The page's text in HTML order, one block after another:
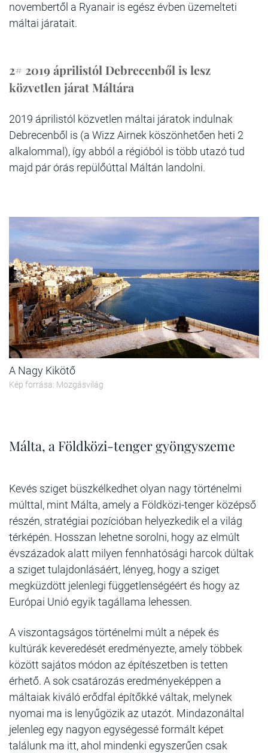
novembertől a Ryanair is egész évben üzemelteti
máltai járatait.
2# 2019 áprilistól Debrecenből is lesz
közvetlen járat Máltára
2019 áprilistól közvetlen máltai járatok indulnak
Debrecenből is (a Wizz Airnek köszönhetően heti 2
alkalommal), így abból a régióból is több utazó tud
majd pár órás repülőúttal Máltán landolni.
A Nagy Kikötő
Kép forrása: Mozgásvilág
Málta, a Földközi-tenger gyöngyszeme
Kevés sziget büszkélkedhet olyan nagy történelmi
múlttal, mint Málta, amely a Földközi-tenger középső
részén, stratégiai pozícióban helyezkedik el a világ
térképén. Hosszan lehetne sorolni, hogy az elmúlt
évszázadok alatt milyen fennhatósági harcok dúltak
a sziget tulajdonlásáért, lényeg, hogy a sziget
megküzdött jelenlegi függetlenségéért és hogy az
Európai Unió egyik tagállama lehessen.
A viszontagságos történelmi múlt a népek és
kultúrák keveredését eredményezte, amely többek
között sajátos módon az építészetben is tetten
érhető. A sok csatározás eredményeképpen a
máltaiak kiváló erődfal építőkké váltak, melynek
nyomai ma is lenyűgözik az utazót. Mindazonáltal
jelenleg egy nagyon egységessé formált képet
találunk ma itt, ahol mindenki egyszerűen csak